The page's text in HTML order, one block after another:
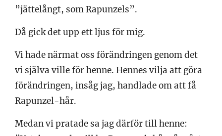
”jättelångt, som Rapunzels”.
Då gick det upp ett ljus för mig.
Vi hade närmat oss förändringen genom det
vi själva ville för henne. Hennes vilja att göra
förändringen, insåg jag, handlade om att få
Rapunzel-hår.
Medan vi pratade sa jag därför till henne: